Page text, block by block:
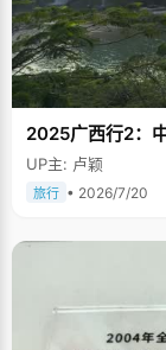
2025广西行2：
UP主: 卢颖
旅行 • 2026/7/20